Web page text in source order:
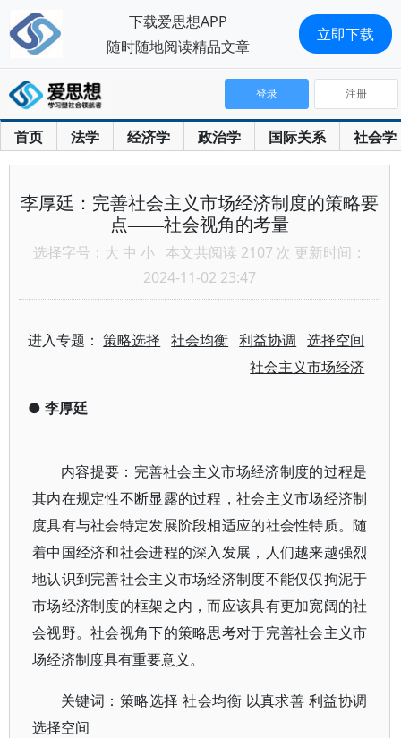
首页 法学 经济学 政治学 国际关系 社会学
登录 注册
李厚廷：完善社会主义市场经济制度的策略要
点——社会视角的考量
选择字号： 大 中 小 本文共阅读 2107 次 更新时间：
2024-11-02 23:47
进入专题：策略选择 社会均衡 利益协调
选择空间
社会主义市场经济
● 李厚廷
内容提要：完善社会主义市场经济制度的过程是
其内在规定性不断显露的过程，社会主义市场经济制
度具有与社会特定发展阶段相适应的社会性特质。随
着中国经济和社会进程的深入发展，人们越来越强烈
地认识到完善社会主义市场经济制度不能仅仅拘泥于
市场经济制度的框架之内，而应该具有更加宽阔的社
会视野。社会视角下的策略思考对于完善社会主义市
场经济制度具有重要意义。
关键词：策略选择 社会均衡 以真求善 利益协调
选择空间
下载爱思想APP
随时随地阅读精品文章
立即下载